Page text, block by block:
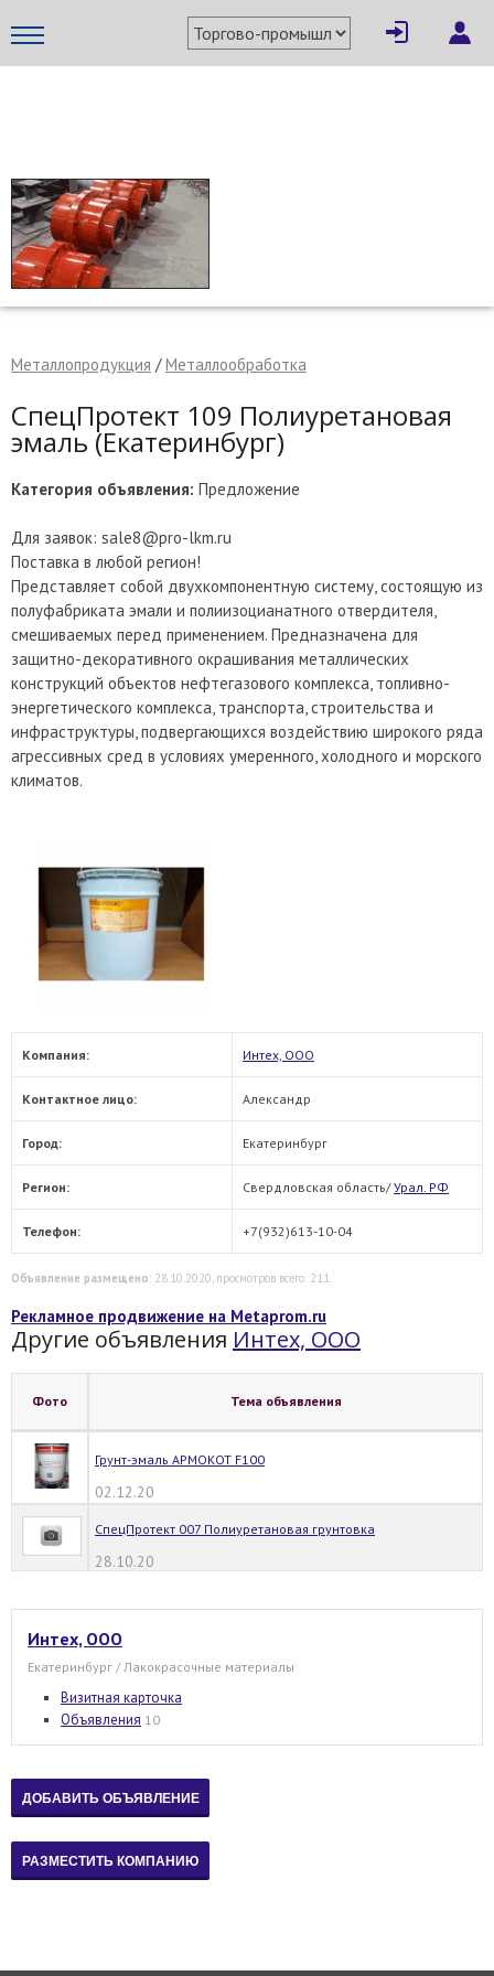
Металлопродукция /Металлообработка
СпецПротект 109 Полиуретановая
эмаль (Екатеринбург)
Категория объявления: Предложение
Для заявок: sale8@pro-lkm.ru
Поставка в любой регион!
Представляет собой двухкомпонентную систему, состоящую из
полуфабриката эмали и полиизоцианатного отвердителя,
смешиваемых перед применением. Предназначена для
защитно-декоративного окрашивания металлических
конструкций объектов нефтегазового комплекса, топливно-
энергетического комплекса, транспорта, строительства и
инфраструктуры, подвергающихся воздействию широкого ряда
агрессивных сред в условиях умеренного, холодного и морского
климатов.
× Написать поставщику
Отмена Отправить сообщение
Компания: Интех, ООО
Контактное лицо: Александр
Город: Екатеринбург
Регион: Свердловская область/Урал. РФ
Телефон: +7(932)613-10-04
Объявление размещено: 28.10.2020, просмотров всего: 211.
Рекламное продвижение на Metaprom.ru
Другие объявления Интех, ООО
Фото Тема объявления
Грунт-эмаль АРМОКОТ F100
02.12.20
СпецПротект 007 Полиуретановая грунтовка
28.10.20
Интех, ООО
Екатеринбург / Лакокрасочные материалы
Визитная карточка
Объявления 10